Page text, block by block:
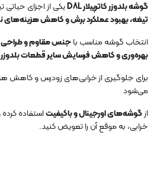
گوشه بلدوزر کاترپیلار D8L یکی از اجزای
تیغه، بهبود عملکرد برش و کاهش هزینه‌های
انتخاب گوشه مناسب باجنس مقاوم و طراحی
بهره‌وری و کاهش فرسایش سایر قطعات بلدوزر
برای جلوگیری از خرابی‌های زودرس و کاهش
می‌شود
ازگوشه‌های اورجینال و باکیفیتاستفاده
خرابی، به موقع آن را تعویض کنید.